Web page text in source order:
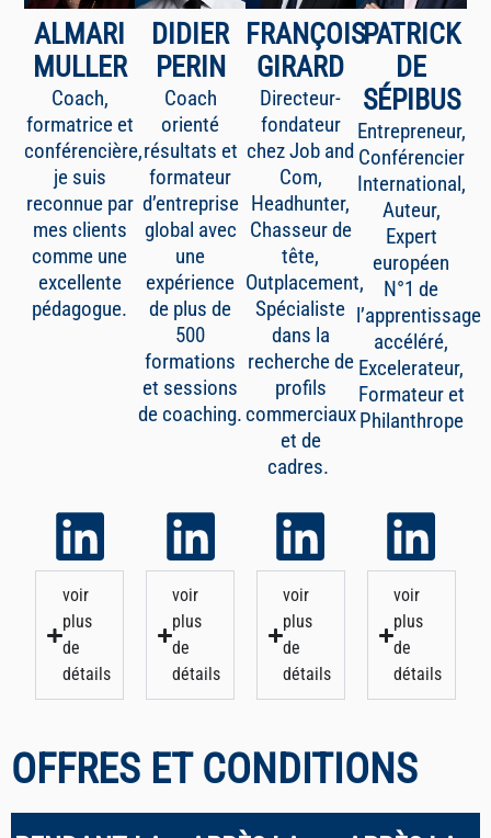
ALMARI
MULLER
Coach,
formatrice et
conférencière,
je suis
reconnue par
mes clients
comme une
excellente
pédagogue.
DIDIER
PERIN
Coach
orienté
résultats et
formateur
d’entreprise
global avec
une
expérience
de plus de
500
formations
et sessions
de coaching.
FRANÇOIS
GIRARD
Directeur-
fondateur
chez Job and
Com,
Headhunter,
Chasseur de
tête,
Outplacement,
Spécialiste
dans la
recherche de
profils
commerciaux
et de
cadres.
PATRICK
DE
SÉPIBUS
Entrepreneur,
Conférencier
International,
Auteur,
Expert
européen
N°1 de
l’apprentissage
accéléré,
Excelerateur,
Formateur et
Philanthrope
voir
plus
de
détails
voir
plus
de
détails
voir
plus
de
détails
voir
plus
de
détails
OFFRES ET CONDITIONS